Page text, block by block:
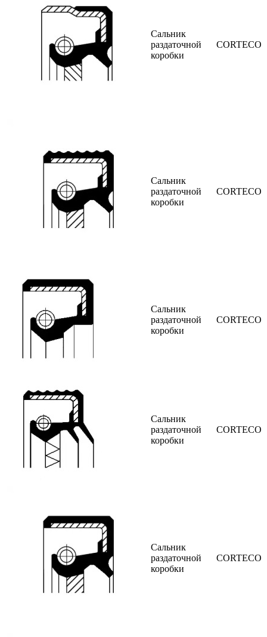
Сальник
раздаточной
коробки
CORTECO
Сальник
раздаточной
коробки
CORTECO
Сальник
раздаточной
коробки
CORTECO
Сальник
раздаточной
коробки
CORTECO
Сальник
раздаточной
коробки
CORTECO